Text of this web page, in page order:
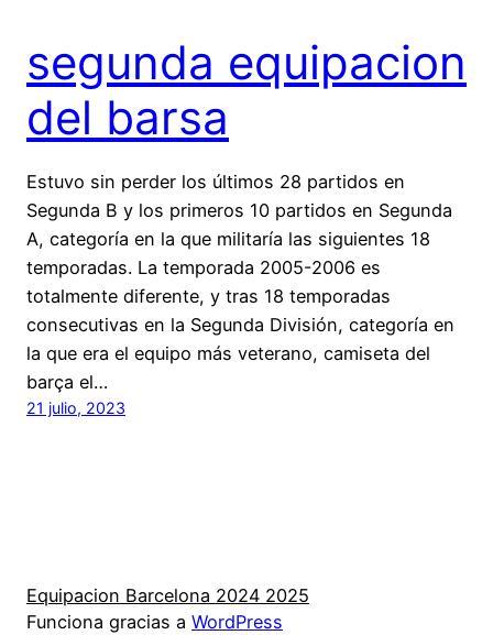
segunda equipacion
del barsa
Estuvo sin perder los últimos 28 partidos en
Segunda B y los primeros 10 partidos en Segunda
A, categoría en la que militaría las siguientes 18
temporadas. La temporada 2005-2006 es
totalmente diferente, y tras 18 temporadas
consecutivas en la Segunda División, categoría en
la que era el equipo más veterano, camiseta del
barça el…
21 julio, 2023
Equipacion Barcelona 2024 2025
Funciona gracias a WordPress